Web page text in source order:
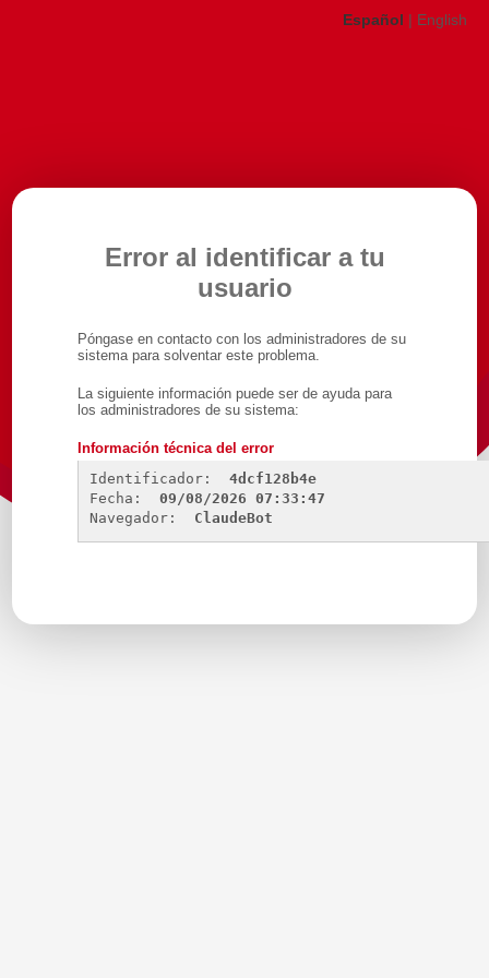
Español | English
Error al identificar a tu
usuario
Póngase en contacto con los administradores de su
sistema para solventar este problema.
La siguiente información puede ser de ayuda para
los administradores de su sistema:
Información técnica del error
Identificador:
4dcf128b4e
Fecha:
09/08/2026 07:33:47
Navegador:
ClaudeBot